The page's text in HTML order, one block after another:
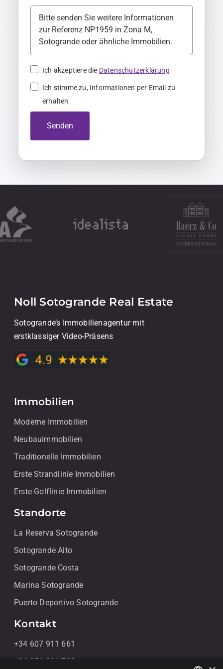
n
y
Ich akzeptiere die Datenschutzerklärung
Ich stimme zu, Informationen per Email zu
erhalten
Senden
Noll Sotogrande Real Estate
Sotogrande’s Immobilienagentur mit
erstklassiger Video-Präsens
Immobilien
Moderne Immobilien
Neubauimmobilien
Traditionelle Immobilien
Erste Strandlinie Immobilien
Erste Golflinie Immobilien
Standorte
La Reserva Sotogrande
Sotogrande Alto
Sotogrande Costa
Marina Sotogrande
Puerto Deportivo Sotogrande
Kontakt
+34 607 911 661
+34 856 091 709